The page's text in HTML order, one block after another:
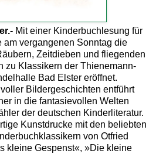
Mit einer Kinderbuchlesung für
vergangenen Sonntag die
Zeitdieben und fliegenden
zu Klassikern der Thienemann-
Bad Elster eröffnet.
Bildergeschichten entführt
in die fantasievollen Welten
der deutschen Kinderliteratur.
Kunstdrucke mit den beliebten
von Otfried
kleine Gespenst«, »Die kleine